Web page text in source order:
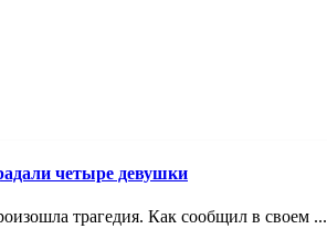
четыре девушки
трагедия. Как сообщил в своем ...